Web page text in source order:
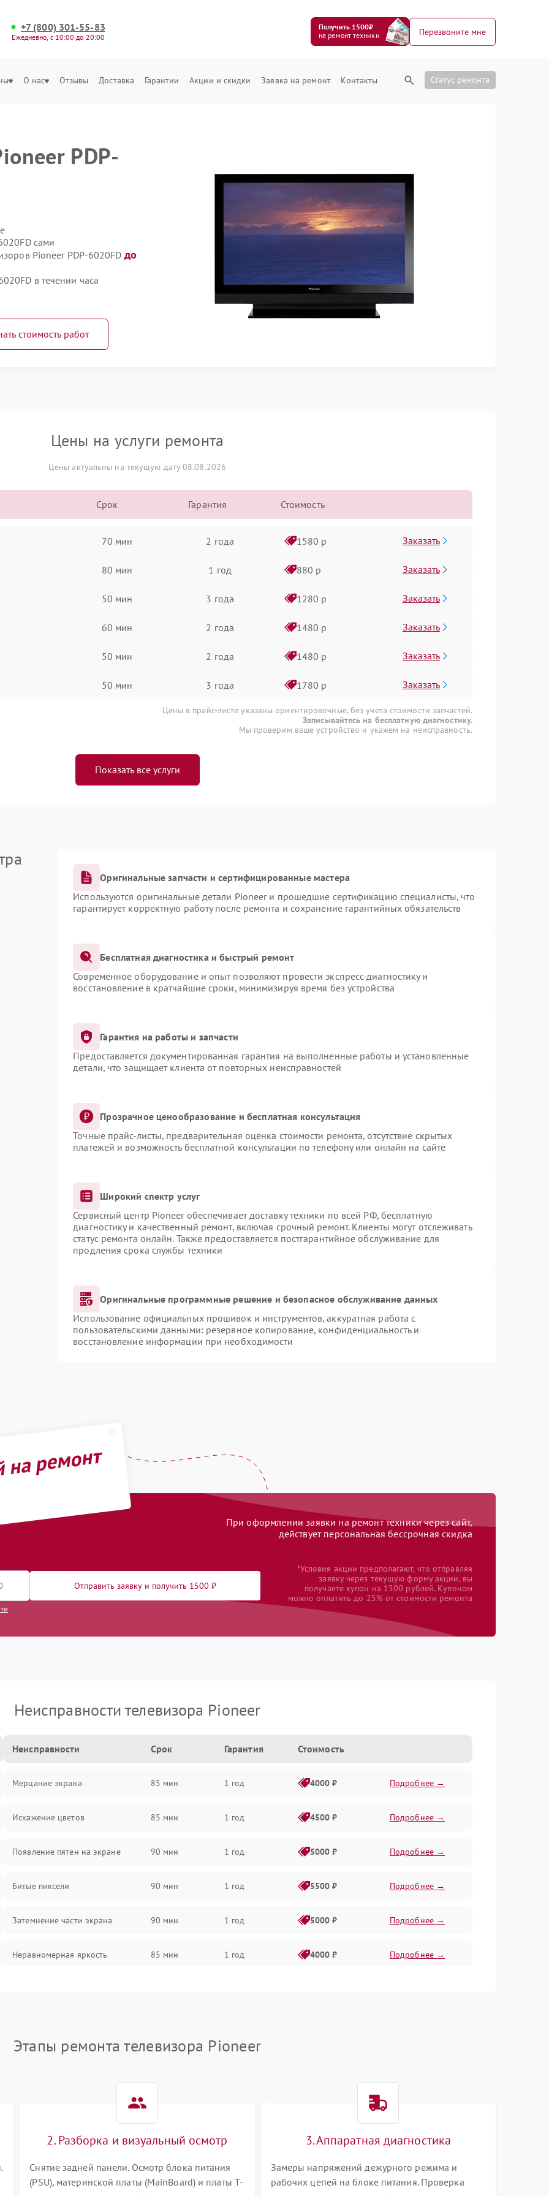
+7 (800) 301-55-83
Ежедневно, с 10:00 до 20:00
Получить 1500₽
на ремонт техники
Перезвоните мне
О нас Отзывы Доставка Гарантии Акции и скидки Заявка на ремонт Контакты Статус ремонта
PDP-
сами
Pioneer PDP-6020FD до
в течении часа
стоимость работ
Цены на услуги ремонта
Цены актуальны на текущую дату 08.08.2026
Срок Гарантия Стоимость
70 мин 2 года 1580 р Заказать
80 мин 1 год 880 р Заказать
50 мин 3 года 1280 р Заказать
60 мин 2 года 1480 р Заказать
50 мин 2 года 1480 р Заказать
50 мин 3 года 1780 р Заказать
Цены в прайс-листе указаны ориентировочные, без учета стоимости запчастей.
Записывайтесь на бесплатную диагностику.
Мы проверим ваше устройство и укажем на неисправность.
Показать все услуги
Оригинальные запчасти и сертифицированные мастера
Используются оригинальные детали Pioneer и прошедшие сертификацию специалисты, что
гарантирует корректную работу после ремонта и сохранение гарантийных обязательств
Бесплатная диагностика и быстрый ремонт
Современное оборудование и опыт позволяют провести экспресс-диагностику и
восстановление в кратчайшие сроки, минимизируя время без устройства
Гарантия на работы и запчасти
Предоставляется документированная гарантия на выполненные работы и установленные
детали, что защищает клиента от повторных неисправностей
Прозрачное ценообразование и бесплатная консультация
Точные прайс-листы, предварительная оценка стоимости ремонта, отсутствие скрытых
платежей и возможность бесплатной консультации по телефону или онлайн на сайте
Широкий спектр услуг
Сервисный центр Pioneer обеспечивает доставку техники по всей РФ, бесплатную
диагностику и качественный ремонт, включая срочный ремонт. Клиенты могут отслеживать
статус ремонта онлайн. Также предоставляется постгарантийное обслуживание для
продления срока службы техники
Оригинальные программные решение и безопасное обслуживание данных
Использование официальных прошивок и инструментов, аккуратная работа с
пользовательскими данными: резервное копирование, конфиденциальность и
восстановление информации при необходимости
ремонт
При оформлении заявки на ремонт техники через сайт,
действует персональная бессрочная скидка
Отправить заявку и получить 1500 ₽
*Условия акции предполагают, что отправляя
заявку через текущую форму акции, вы
получаете купон на 1500 рублей. Купоном
можно оплатить до 25% от стоимости ремонта
Неисправности телевизора Pioneer
Неисправности Срок Гарантия Стоимость
Мерцание экрана 85 мин 1 год 4000 ₽ Подробнее →
Искажение цветов 85 мин 1 год 4500 ₽ Подробнее →
Появление пятен на экране 90 мин 1 год 5000 ₽ Подробнее →
Битые пиксели 90 мин 1 год 5500 ₽ Подробнее →
Затемнение части экрана 90 мин 1 год 5000 ₽ Подробнее →
Неравномерная яркость 85 мин 1 год 4000 ₽ Подробнее →
Этапы ремонта телевизора Pioneer
2. Разборка и визуальный осмотр
Снятие задней панели. Осмотр блока питания
(PSU), материнской платы (MainBoard) и платы T-
3. Аппаратная диагностика
Замеры напряжений дежурного режима и
рабочих цепей на блоке питания. Проверка